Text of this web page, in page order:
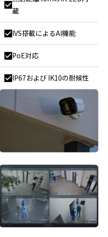
蔵
IVS搭載によるAI機能
PoE対応
IP67および IK10の耐候性